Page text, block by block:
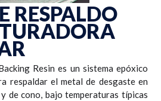
RESPALDO
Resin es un sistema epóxico
respaldar el metal de desgaste en
de cono, bajo temperaturas típicas